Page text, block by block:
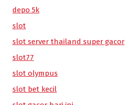
depo 5k
slot
slot server thailand super gacor
slot77
slot olympus
slot bet kecil